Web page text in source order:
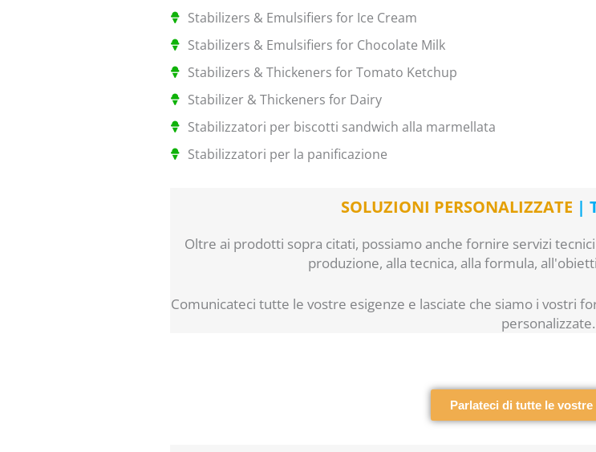
Stabilizers & Emulsifiers for Ice Cream
Stabilizers & Emulsifiers for Chocolate Milk
Stabilizers & Thickeners for Tomato Ketchup
Stabilizer & Thickeners for Dairy
Stabilizzatori per biscotti sandwich alla marmellata
Stabilizzatori per la panificazione
SOLUZIONI PERSONALIZZATE |
Oltre ai prodotti sopra citati, possiamo anche fornire servizi
produzione, alla tecnica, alla formula,
Comunicateci tutte le vostre esigenze e lasciate che siamo i vostri
personalizzate.
Parlateci di tutte le vostre